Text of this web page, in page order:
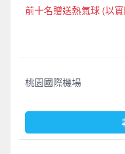
前十名贈送熱氣球 (以
桃園國際機場